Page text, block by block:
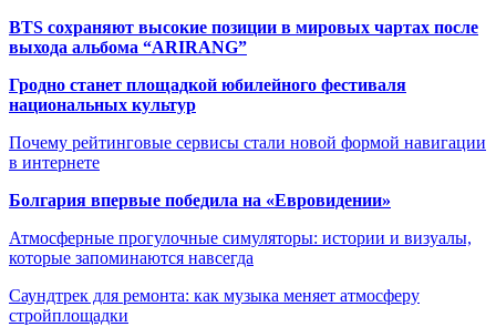
BTS сохраняют высокие позиции в мировых чартах после
выхода альбома “ARIRANG”
Гродно станет площадкой юбилейного фестиваля
национальных культур
Почему рейтинговые сервисы стали новой формой навигации
в интернете
Болгария впервые победила на «Евровидении»
Атмосферные прогулочные симуляторы: истории и визуалы,
которые запоминаются навсегда
Саундтрек для ремонта: как музыка меняет атмосферу
стройплощадки